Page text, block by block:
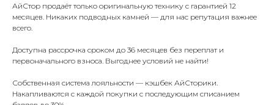
АйСтор продаёт только оригинальную технику с гарантией 12
месяцев. Никаких подводных камней — для нас репутация важнее
всего.
Доступна рассрочка сроком до 36 месяцев без переплат и
первоначального взноса. Выгоднее условий не найти!
Собственная система лояльности — кэшбек АйСторики.
Накапливаются с каждой покупки с последующим списанием